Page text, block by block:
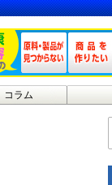
コラム